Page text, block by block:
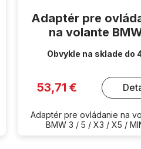
Adaptér pre
na volante
Obvykle na sklade do
53,71 €
Adaptér pre ovládanie na
BMW 3 / 5 / X3 / X5 /